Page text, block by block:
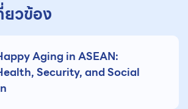
ยวข้อง
Aging in ASEAN:
Security, and Social